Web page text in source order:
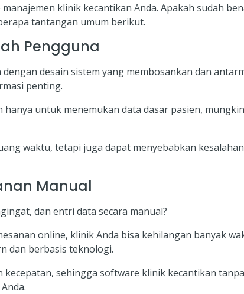
klinik kecantikan Anda. Apakah sudah
tantangan umum berikut.
Pengguna
desain sistem yang membosankan dan
penting.
untuk menemukan data dasar pasien,
waktu, tetapi juga dapat menyebabkan
Manual
dan entri data secara manual?
online, klinik Anda bisa kehilangan banyak
dan berbasis teknologi.
kecepatan, sehingga software klinik kecantikan